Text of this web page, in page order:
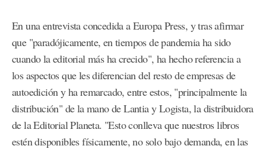
En una entrevista concedida a Europa Press, y tras afirmar
que "paradójicamente, en tiempos de pandemia ha sido
cuando la editorial más ha crecido", ha hecho referencia a
los aspectos que les diferencian del resto de empresas de
autoedición y ha remarcado, entre estos, "principalmente la
distribución" de la mano de Lantia y Logista, la distribuidora
de la Editorial Planeta. "Esto conlleva que nuestros libros
estén disponibles físicamente, no solo bajo demanda, en las